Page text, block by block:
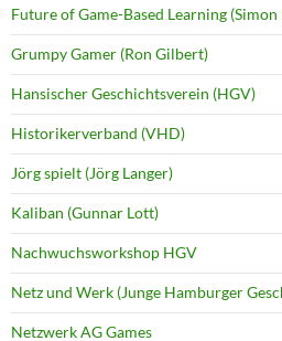
Future of Game-Based Learning
Grumpy Gamer (Ron Gilbert)
Hansischer Geschichtsverein (HGV)
Historikerverband (VHD)
Jörg spielt (Jörg Langer)
Kaliban (Gunnar Lott)
Nachwuchsworkshop HGV
Netz und Werk (Junge Hamburger
Netzwerk AG Games